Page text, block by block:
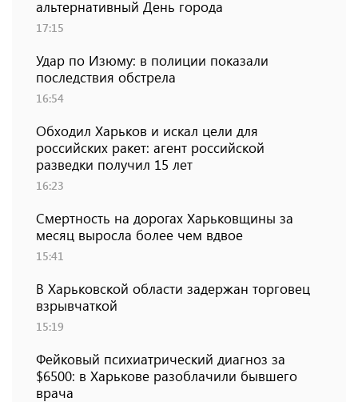
альтернативный День города
17:15
Удар по Изюму: в полиции показали
последствия обстрела
16:54
Обходил Харьков и искал цели для
российских ракет: агент российской
разведки получил 15 лет
16:23
Смертность на дорогах Харьковщины за
месяц выросла более чем вдвое
15:41
В Харьковской области задержан торговец
взрывчаткой
15:19
Фейковый психиатрический диагноз за
$6500: в Харькове разоблачили бывшего
врача